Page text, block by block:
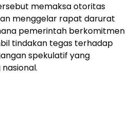
memaksa otoritas
menggelar rapat darurat
pemerintah berkomitmen
tindakan tegas terhadap
spekulatif yang